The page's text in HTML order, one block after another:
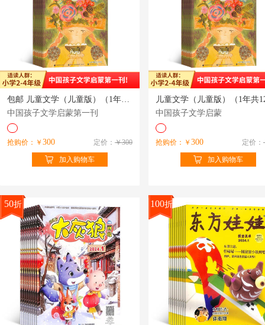
包邮 儿童文学（儿童版）（1年共12期）（杂志订阅）
中国孩子文学启蒙第一刊
抢购价：￥ 300 定价： ￥300
加入购物车
中国孩子文学启蒙
抢购价：￥ 300 定价：
加入购物车
50折 100折